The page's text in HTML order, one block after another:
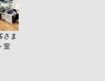
さま
室